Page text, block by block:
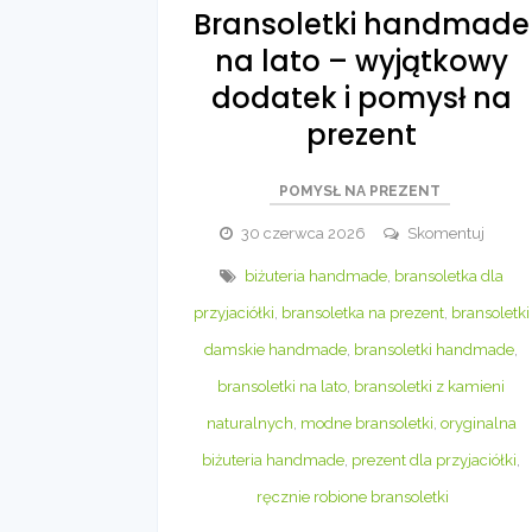
Bransoletki handmade
na lato – wyjątkowy
dodatek i pomysł na
prezent
POMYSŁ NA PREZENT
30 czerwca 2026 Skomentuj
lato
–
pomysł
biżuteria handmade, bransoletka dla
przyjaciółki, bransoletka na prezent, bransoletki
damskie handmade, bransoletki handmade,
bransoletki na lato, bransoletki z kamieni
naturalnych, modne bransoletki, oryginalna
biżuteria handmade, prezent dla przyjaciółki,
ręcznie robione bransoletki